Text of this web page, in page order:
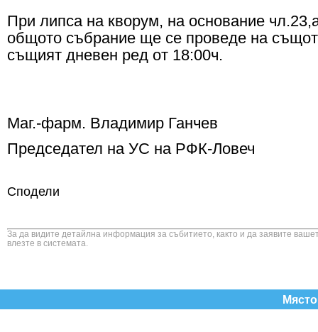
При липса на кворум, на основание
общото събрание ще се проведе на
същият дневен ред от 18:00ч.
Маг.-фарм. Владимир Ганчев
Председател на УС на РФК-Ловеч
Сподели
За да видите детайлна информация за събитието, както и да заявите
влезте в системата.